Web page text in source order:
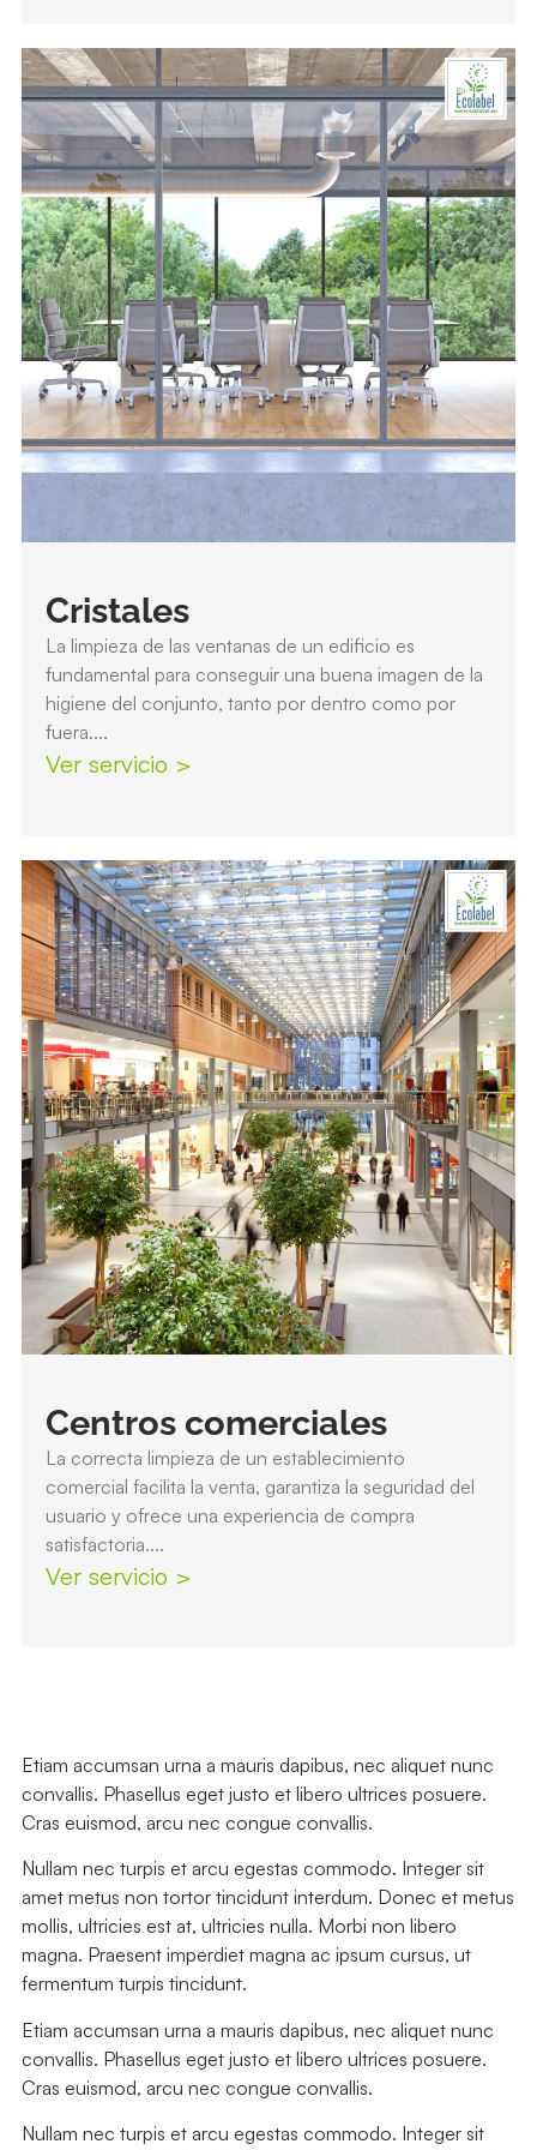
Cristales
La limpieza de las ventanas de un edificio es
fundamental para conseguir una buena imagen de la
higiene del conjunto, tanto por dentro como por
fuera....
Ver servicio >
Centros comerciales
La correcta limpieza de un establecimiento
comercial facilita la venta, garantiza la seguridad del
usuario y ofrece una experiencia de compra
satisfactoria....
Ver servicio >
Etiam accumsan urna a mauris dapibus, nec aliquet nunc
convallis. Phasellus eget justo et libero ultrices posuere.
Cras euismod, arcu nec congue convallis.
Nullam nec turpis et arcu egestas commodo. Integer sit
amet metus non tortor tincidunt interdum. Donec et metus
mollis, ultricies est at, ultricies nulla. Morbi non libero
magna. Praesent imperdiet magna ac ipsum cursus, ut
fermentum turpis tincidunt.
Etiam accumsan urna a mauris dapibus, nec aliquet nunc
convallis. Phasellus eget justo et libero ultrices posuere.
Cras euismod, arcu nec congue convallis.
Nullam nec turpis et arcu egestas commodo. Integer sit